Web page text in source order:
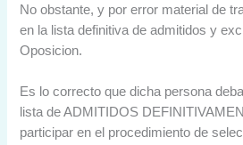
No obstante, y por error material de
en la lista definitiva de admitidos y
Oposicion.
Es lo correcto que dicha persona
lista de ADMITIDOS
participar en el procedimiento de